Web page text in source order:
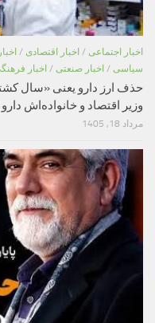
اخبار اجتماعی / اخبار اقتصادی /
سیاسی / اخبار صنعتی / اخبار
حذف ارز دارو یعنی «سال
وزیر اقتصاد و خانواده‌اش دارو
مرداد 18, 1405